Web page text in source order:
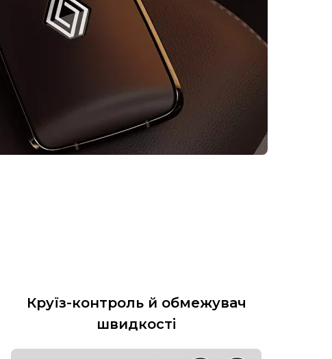
Круїз-контроль й обмежувач
швидкості